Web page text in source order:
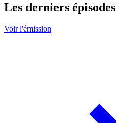
Les derniers épisodes
Voir l'émission